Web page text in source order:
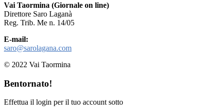
Vai Taormina (Giornale on line)
Direttore Saro Laganà
Reg. Trib. Me n. 14/05
E-mail:
saro@sarolagana.com
© 2022 Vai Taormina
Bentornato!
Effettua il login per il tuo account sotto